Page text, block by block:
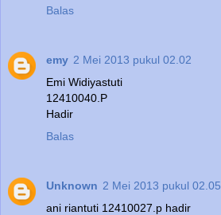
Balas
emy 2 Mei 2013 pukul 02.02
Emi Widiyastuti
12410040.P
Hadir
Balas
Unknown 2 Mei 2013 pukul 02.05
ani riantuti 12410027.p hadir